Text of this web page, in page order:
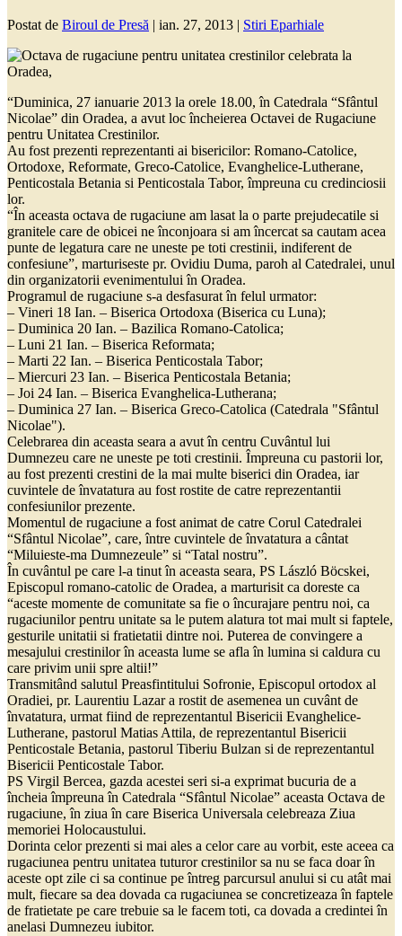
Postat de Biroul de Presă | ian. 27, 2013 | Stiri Eparhiale
“Duminica, 27 ianuarie 2013 la orele 18.00, în Catedrala “Sfântul
Nicolae” din Oradea, a avut loc încheierea Octavei de Rugaciune
pentru Unitatea Crestinilor.
Au fost prezenti reprezentanti ai bisericilor: Romano-Catolice,
Ortodoxe, Reformate, Greco-Catolice, Evanghelice-Lutherane,
Penticostala Betania si Penticostala Tabor, împreuna cu credinciosii
lor.
“În aceasta octava de rugaciune am lasat la o parte prejudecatile si
granitele care de obicei ne înconjoara si am încercat sa cautam acea
punte de legatura care ne uneste pe toti crestinii, indiferent de
confesiune”, marturiseste pr. Ovidiu Duma, paroh al Catedralei, unul
din organizatorii evenimentului în Oradea.
Programul de rugaciune s-a desfasurat în felul urmator:
– Vineri 18 Ian. – Biserica Ortodoxa (Biserica cu Luna);
– Duminica 20 Ian. – Bazilica Romano-Catolica;
– Luni 21 Ian. – Biserica Reformata;
– Marti 22 Ian. – Biserica Penticostala Tabor;
– Miercuri 23 Ian. – Biserica Penticostala Betania;
– Joi 24 Ian. – Biserica Evanghelica-Lutherana;
– Duminica 27 Ian. – Biserica Greco-Catolica (Catedrala "Sfântul
Nicolae").
Celebrarea din aceasta seara a avut în centru Cuvântul lui
Dumnezeu care ne uneste pe toti crestinii. Împreuna cu pastorii lor,
au fost prezenti crestini de la mai multe biserici din Oradea, iar
cuvintele de învatatura au fost rostite de catre reprezentantii
confesiunilor prezente.
Momentul de rugaciune a fost animat de catre Corul Catedralei
“Sfântul Nicolae”, care, între cuvintele de învatatura a cântat
“Miluieste-ma Dumnezeule” si “Tatal nostru”.
În cuvântul pe care l-a tinut în aceasta seara, PS László Böcskei,
Episcopul romano-catolic de Oradea, a marturisit ca doreste ca
“aceste momente de comunitate sa fie o încurajare pentru noi, ca
rugaciunilor pentru unitate sa le putem alatura tot mai mult si faptele,
gesturile unitatii si fratietatii dintre noi. Puterea de convingere a
mesajului crestinilor în aceasta lume se afla în lumina si caldura cu
care privim unii spre altii!”
Transmitând salutul Preasfintitului Sofronie, Episcopul ortodox al
Oradiei, pr. Laurentiu Lazar a rostit de asemenea un cuvânt de
învatatura, urmat fiind de reprezentantul Bisericii Evanghelice-
Lutherane, pastorul Matias Attila, de reprezentantul Bisericii
Penticostale Betania, pastorul Tiberiu Bulzan si de reprezentantul
Bisericii Penticostale Tabor.
PS Virgil Bercea, gazda acestei seri si-a exprimat bucuria de a
încheia împreuna în Catedrala “Sfântul Nicolae” aceasta Octava de
rugaciune, în ziua în care Biserica Universala celebreaza Ziua
memoriei Holocaustului.
Dorinta celor prezenti si mai ales a celor care au vorbit, este aceea ca
rugaciunea pentru unitatea tuturor crestinilor sa nu se faca doar în
aceste opt zile ci sa continue pe întreg parcursul anului si cu atât mai
mult, fiecare sa dea dovada ca rugaciunea se concretizeaza în faptele
de fratietate pe care trebuie sa le facem toti, ca dovada a credintei în
anelasi Dumnezeu iubitor.